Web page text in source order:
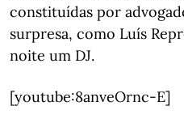
constituídas por
surpresa, como Luís
noite um DJ.
[youtube:8anveOrnc-E]